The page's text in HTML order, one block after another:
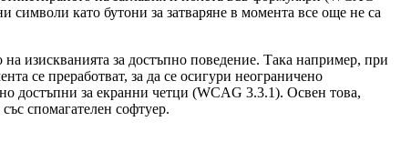
символи като бутони за затваряне в момента все още не са
изискванията за достъпно поведение. Така например, при
се преработват, за да се осигури неограничено
достъпни за екранни четци (WCAG 3.3.1). Освен това,
спомагателен софтуер.